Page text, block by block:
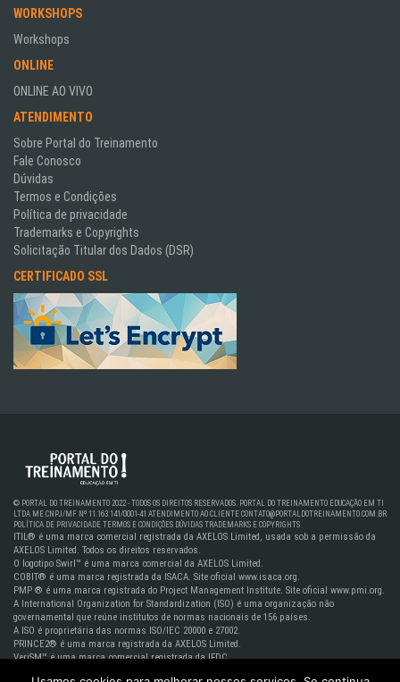
WORKSHOPS
Workshops
ONLINE
ONLINE AO VIVO
ATENDIMENTO
Sobre Portal do Treinamento
Fale Conosco
Dúvidas
Termos e Condições
Política de privacidade
Trademarks e Copyrights
Solicitação Titular dos Dados (DSR)
CERTIFICADO SSL
© PORTAL DO TREINAMENTO 2022 - TODOS OS DIREITOS RESERVADOS. PORTAL DO TREINAMENTO EDUCAÇÃO EM TI
LTDA ME CNPJ/MF Nº 11.163.141/0001-41 ATENDIMENTO AO CLIENTE CONTATO@PORTALDOTREINAMENTO.COM.BR
POLÍTICA DE PRIVACIDADE TERMOS E CONDIÇÕES DÚVIDAS TRADEMARKS E COPYRIGHTS
ITIL® é uma marca comercial registrada da AXELOS Limited, usada sob a permissão da
AXELOS Limited. Todos os direitos reservados.
O logotipo Swirl™ é uma marca comercial da AXELOS Limited.
COBIT® é uma marca registrada da ISACA. Site oficial www.isaca.org.
PMP ® é uma marca registrada do Project Management Institute. Site oficial www.pmi.org.
A International Organization for Standardization (ISO) é uma organização não
governamental que reúne institutos de normas nacionais de 156 países.
A ISO é proprietária das normas ISO/IEC 20000 e 27002.
PRINCE2® é uma marca registrada da AXELOS Limited.
VeriSM™ é uma marca comercial registrada da IFDC.